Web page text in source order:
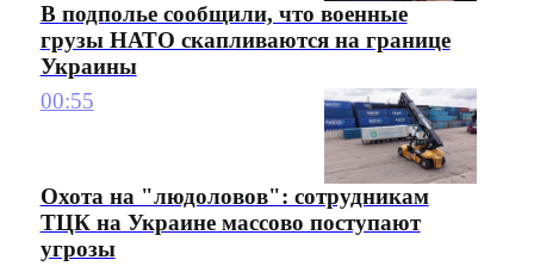
В подполье сообщили, что военные
грузы НАТО скапливаются на границе
Украины
00:55
Охота на "людоловов": сотрудникам
ТЦК на Украине массово поступают
угрозы